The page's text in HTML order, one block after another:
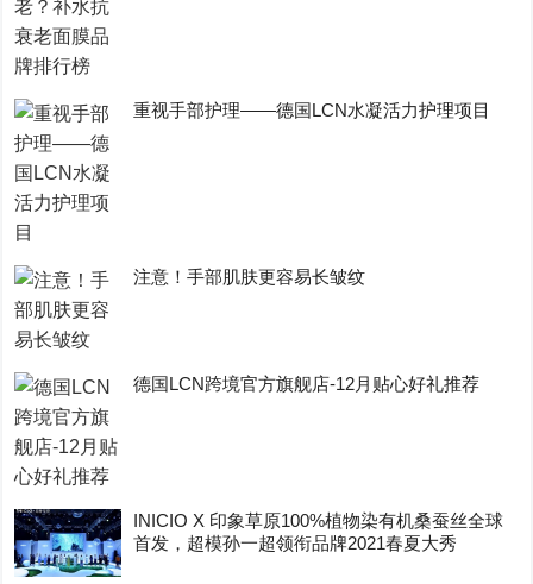
重视手部护理——德国LCN水凝活力护理项目
注意！手部肌肤更容易长皱纹
德国LCN跨境官方旗舰店-12月贴心好礼推荐
INICIO X 印象草原100%植物染有机桑蚕丝全球
首发，超模孙一超领衔品牌2021春夏大秀